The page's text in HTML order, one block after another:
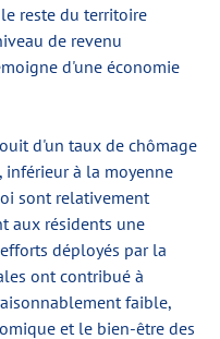
reste du territoire
de revenu
d'une économie
d'un taux de chômage
inférieur à la moyenne
sont relativement
aux résidents une
déployés par la
ont contribué à
faible,
et le bien-être des